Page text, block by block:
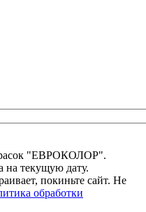
"ЕВРОКОЛОР".
на текущую дату.
покиньте сайт. Не
обработки